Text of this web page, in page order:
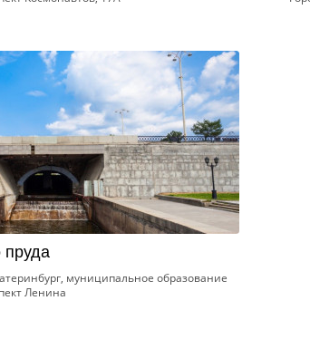
пруда
муниципальное образование
Ленина